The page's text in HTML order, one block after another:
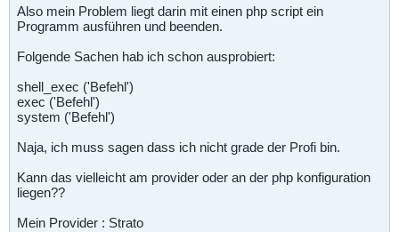
Also mein Problem liegt darin mit einen php script ein
Programm ausführen und beenden.
Folgende Sachen hab ich schon ausprobiert:
shell_exec ('Befehl')
exec ('Befehl')
system ('Befehl')
Naja, ich muss sagen dass ich nicht grade der Profi bin.
Kann das vielleicht am provider oder an der php konfiguration
liegen??
Mein Provider : Strato